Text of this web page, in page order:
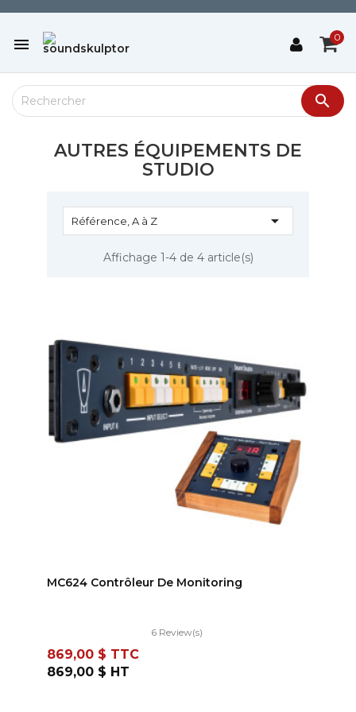
 0

AUTRES ÉQUIPEMENTS DE
STUDIO
Référence, A à Z 
Affichage 1-4 de 4 article(s)
MC624 Contrôleur De Monitoring
6 Review(s)
Prix
869,00 $ TTC
869,00 $ HT